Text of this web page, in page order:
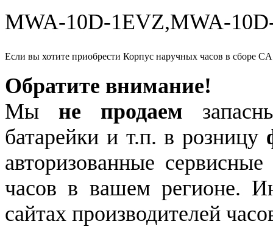
MWA-10D-1EVZ,MWA-
Если вы хотите приобрести Корпус наручных часов в сборе
Обратите внимание!
Мы не продаем
батарейки и т.п. в розницу
авторизованные
часов в вашем регионе.
сайтах производителей